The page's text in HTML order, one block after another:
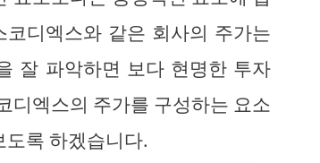
디엑스와 같은 회사의 주가는
잘 파악하면 보다 현명한 투자
디엑스의 주가를 구성하는 요소
록 하겠습니다.